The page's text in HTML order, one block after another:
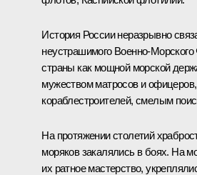
История России неразрывно
неустрашимого Военно-
страны как мощной морской
мужеством матросов и
кораблестроителей, смелым
На протяжении столетий
моряков закалялись в боях. На
их ратное мастерство,